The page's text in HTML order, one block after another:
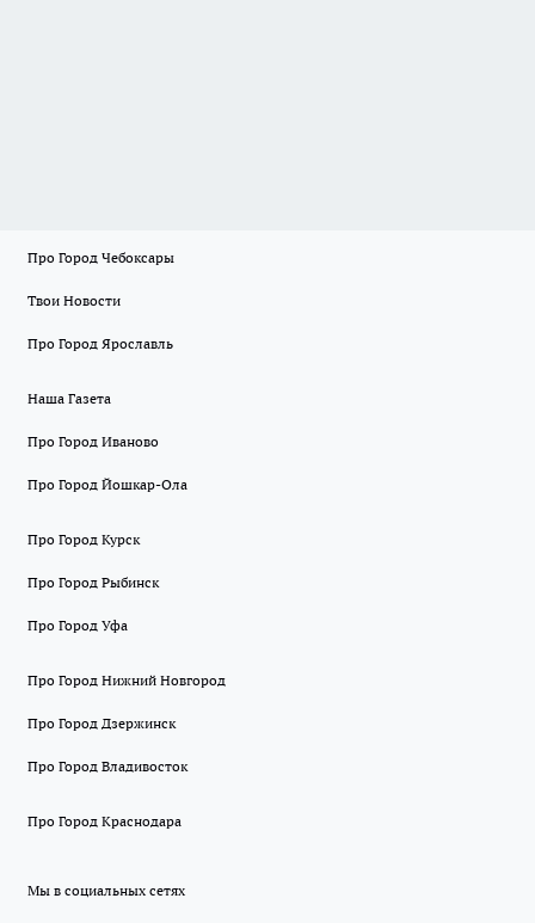
Про Город Чебоксары
Твои Новости
Про Город Ярославль
Наша Газета
Про Город Иваново
Про Город Йошкар-Ола
Про Город Курск
Про Город Рыбинск
Про Город Уфа
Про Город Нижний Новгород
Про Город Дзержинск
Про Город Владивосток
Про Город Краснодара
Мы в социальных сетях